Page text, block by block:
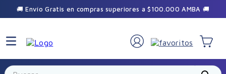
🚚 Envío Gratis en compras superiores a $100.000 AMBA 🚚
Buscar